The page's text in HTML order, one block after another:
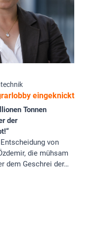
eingeknickt
Tonnen
der
von
die mühsam
dem Geschrei der…